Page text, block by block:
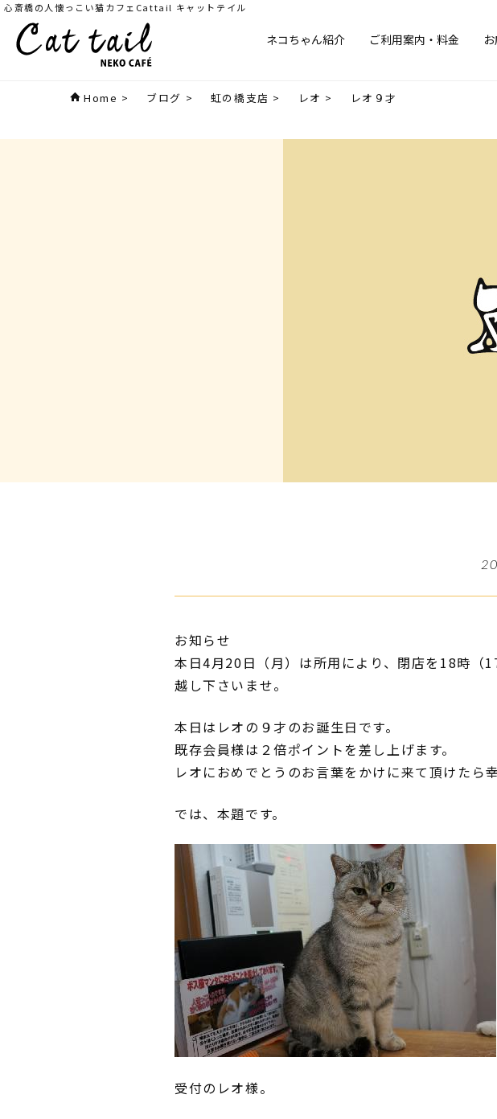
心斎橋の人懐っこい猫カフェCattail キャットテイル
ネコちゃん紹介 ご利用案内・料金
Home > ブログ > 虹の橋支店 > レオ > レオ９才
お知らせ
本日4月20日（月）は所用により、閉店を18時（
越し下さいませ。
本日はレオの９才のお誕生日です。
既存会員様は２倍ポイントを差し上げます。
レオにおめでとうのお言葉をかけに来て頂けたら幸
では、本題です。
受付のレオ様。